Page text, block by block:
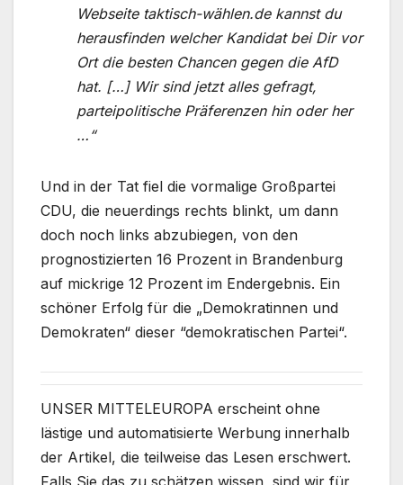
Webseite taktisch-wählen.de kannst du
herausfinden welcher Kandidat bei Dir vor
Ort die besten Chancen gegen die AfD
hat. […] Wir sind jetzt alles gefragt,
parteipolitische Präferenzen hin oder her
…“
Und in der Tat fiel die vormalige Großpartei
CDU, die neuerdings rechts blinkt, um dann
doch noch links abzubiegen, von den
prognostizierten 16 Prozent in Brandenburg
auf mickrige 12 Prozent im Endergebnis. Ein
schöner Erfolg für die „Demokratinnen und
Demokraten“ dieser “demokratischen Partei“.
UNSER MITTELEUROPA erscheint ohne
lästige und automatisierte Werbung innerhalb
der Artikel, die teilweise das Lesen erschwert.
Falls Sie das zu schätzen wissen, sind wir für